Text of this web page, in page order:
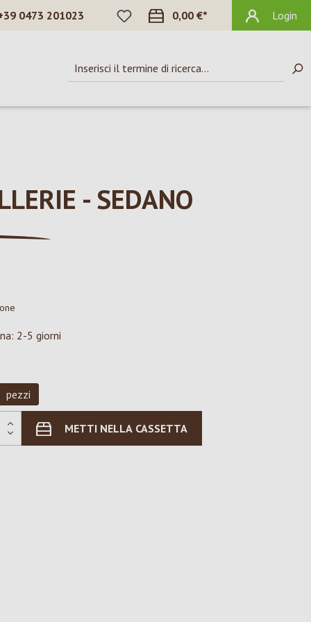
0473 201023
HAI 0 ARTICOLI NELLA LISTA DEI
0,00 €* Login
- SEDANO
2-5 giorni
pezzi
METTI NELLA CASSETTA